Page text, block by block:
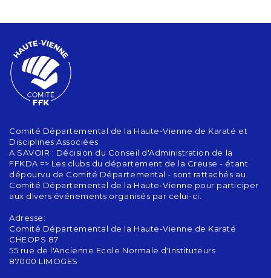
Comité Départemental de la Haute-Vienne de Karaté et
Disciplines Associées
A SAVOIR : Décision du Conseil d'Administration de la
FFKDA => Les clubs du département de la Creuse - étant
dépourvu de Comité Départemental - sont rattachés au
Comité Départemental de la Haute-Vienne pour participer
aux divers événements organisés par celui-ci.
Adresse:
Comité Départemental de la Haute-Vienne de Karaté
CHEOPS 87
55 rue de l'Ancienne Ecole Normale d'Instituteurs
87000 LIMOGES